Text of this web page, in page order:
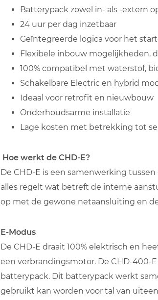
Batterypack zowel in- als -extern
24 uur per dag inzetbaar
Geïntegreerde logica voor het
Flexibele inbouw mogelijkheden,
100% compatibel met waterstof,
Schakelbare Electric en hybrid
Ideaal voor retrofit en nieuwbouw
Onderhoudsarme installatie
Lage kosten met betrekking tot
Hoe werkt de CHD-E?
De CHD-E is een samenwerking
alles regelt wat betreft de interne
op met de gewone netaansluiting en
E-Modus
De CHD-E draait 100% elektrisch en
een verbrandingsmotor. De CHD-400-
batterypack. Dit batterypack werkt
gebruikt kan worden voor tal van